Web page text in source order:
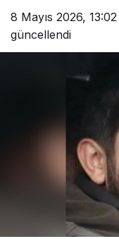
8 Mayıs 2026, 13:02
güncellendi